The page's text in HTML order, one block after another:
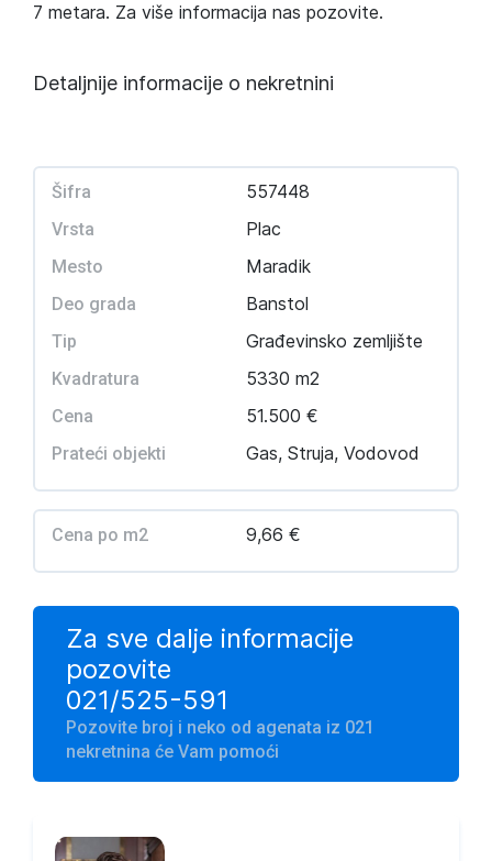
7 metara. Za više informacija nas pozovite.
Detaljnije informacije o nekretnini
Šifra 557448
Vrsta Plac
Mesto Maradik
Deo grada Banstol
Tip Građevinsko zemljište
Kvadratura 5330 m2
Cena 51.500 €
Prateći objekti Gas, Struja, Vodovod
Cena po m2 9,66 €
Za sve dalje informacije
pozovite
021/525-591
Pozovite broj i neko od agenata iz 021
nekretnina će Vam pomoći